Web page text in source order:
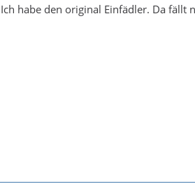
Ich habe den original Einfädler. Da fällt